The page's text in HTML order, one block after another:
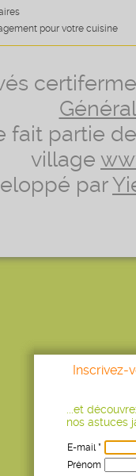
pour votre cuisine
fait partie
village
par
Inscrivez-
...et
nos astuces
E-mail *
Prénom